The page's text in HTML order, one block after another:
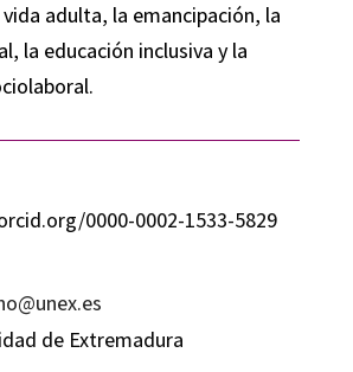
adulta, la emancipación, la
la educación inclusiva y la
0000-0002-1533-5829
de Extremadura